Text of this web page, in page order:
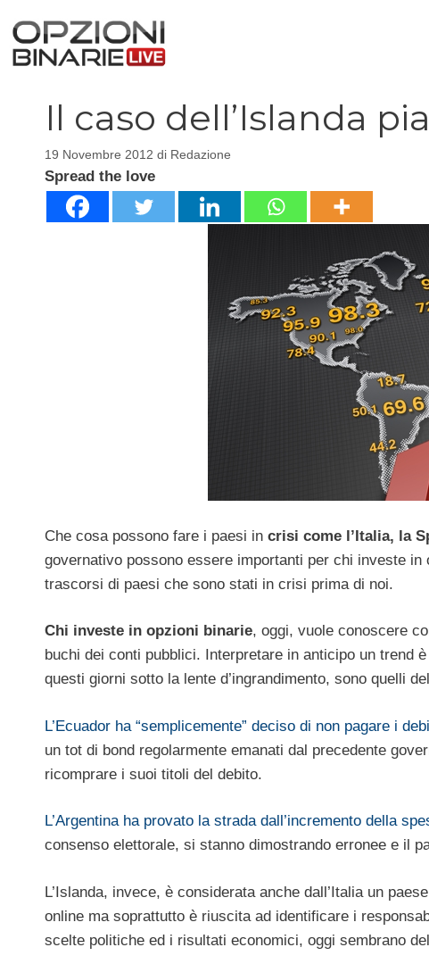
contenuto
Il caso dell’Islanda
19 Novembre 2012 di Redazione
Spread the love
Che cosa possono fare i paesi in crisi come l’Italia, la
governativo possono essere importanti per chi investe
trascorsi di paesi che sono stati in crisi prima di noi.
Chi investe in opzioni binarie, oggi, vuole conoscere
buchi dei conti pubblici. Interpretare in anticipo un trend
questi giorni sotto la lente d’ingrandimento, sono quelli
L’Ecuador ha “semplicemente” deciso di non pagare i
un tot di bond regolarmente emanati dal precedente
ricomprare i suoi titoli del debito.
L’Argentina ha provato la strada dall’incremento della
consenso elettorale, si stanno dimostrando erronee e il
L’Islanda, invece, è considerata anche dall’Italia un
online ma soprattutto è riuscita ad identificare i
scelte politiche ed i risultati economici, oggi sembrano